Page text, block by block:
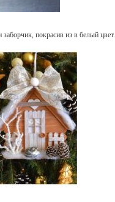
покрасив из в белый цвет.